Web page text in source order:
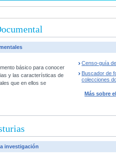
básico para conocer
y las características de
que en ellos se
Censo-guía
Buscador de
colecciones
Más sobre
investigación